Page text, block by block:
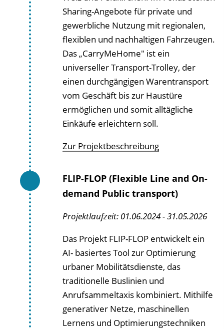
Sharing-Angebote für private und
gewerbliche Nutzung mit regionalen,
flexiblen und nachhaltigen Fahrzeugen.
Das „CarryMeHome" ist ein
universeller Transport-Trolley, der
einen durchgängigen Warentransport
vom Geschäft bis zur Haustüre
ermöglichen und somit alltägliche
Einkäufe erleichtern soll.
Zur Projektbeschreibung
FLIP-FLOP (Flexible Line and On-
demand Public transport)
Projektlaufzeit: 01.06.2024 - 31.05.2026
Das Projekt FLIP-FLOP entwickelt ein
AI- basiertes Tool zur Optimierung
urbaner Mobilitätsdienste, das
traditionelle Buslinien und
Anrufsammeltaxis kombiniert. Mithilfe
generativer Netze, maschinellen
Lernens und Optimierungstechniken